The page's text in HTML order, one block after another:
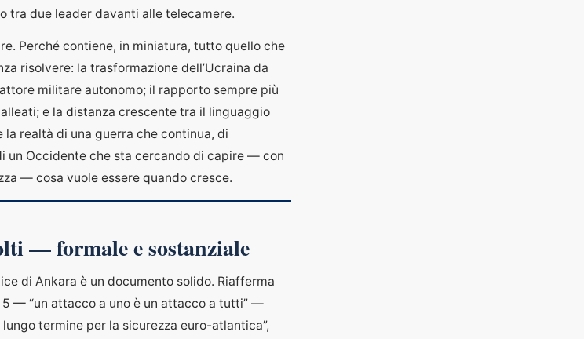
tra due leader davanti alle telecamere.
Perché contiene, in miniatura, tutto quello che
risolvere: la trasformazione dell’Ucraina da
militare autonomo; il rapporto sempre più
e la distanza crescente tra il linguaggio
realtà di una guerra che continua, di
un Occidente che sta cercando di capire — con
— cosa vuole essere quando cresce.
— formale e sostanziale
di Ankara è un documento solido. Riafferma
5 — “un attacco a uno è un attacco a tutti” —
termine per la sicurezza euro-atlantica”,